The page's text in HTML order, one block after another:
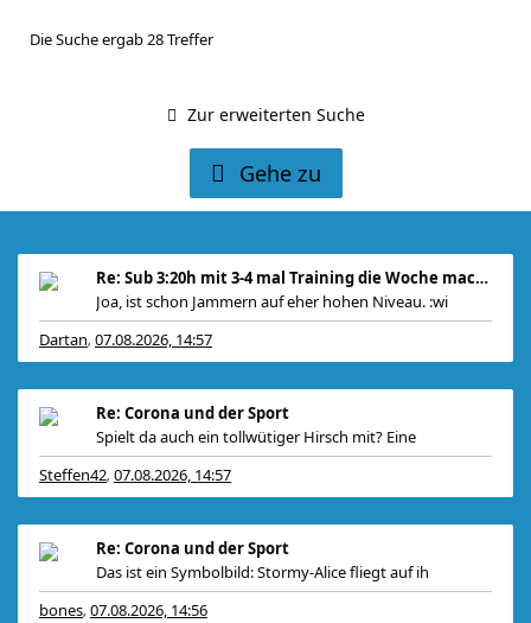
Die Suche ergab 28 Treffer
Zur erweiterten Suche
Gehe zu
Re: Sub 3:20h mit 3-4 mal Training die Woche machb
Joa, ist schon Jammern auf eher hohen Niveau. :wi
Dartan, 07.08.2026, 14:57
Re: Corona und der Sport
Spielt da auch ein tollwütiger Hirsch mit? Eine
Steffen42, 07.08.2026, 14:57
Re: Corona und der Sport
Das ist ein Symbolbild: Stormy-Alice fliegt auf ih
bones, 07.08.2026, 14:56